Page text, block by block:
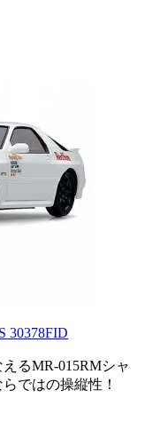
30378FID
るMR-015RMシャ
ではの操縦性！